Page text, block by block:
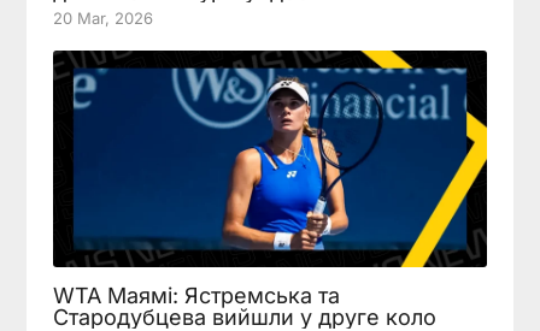
20 Mar, 2026
WTA Маямі: Ястремська та
Стародубцева вийшли у друге коло